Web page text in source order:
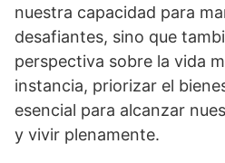
nuestra capacidad para
desafiantes, sino que
perspectiva sobre la vida
instancia, priorizar el
esencial para alcanzar
y vivir plenamente.